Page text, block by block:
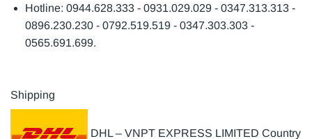
Hotline: 0944.628.333 - 0931.029.029 - 0347.313.313 -
0896.230.230 - 0792.519.519 - 0347.303.303 -
0565.691.699.
Shipping
DHL – VNPT EXPRESS LIMITED Country